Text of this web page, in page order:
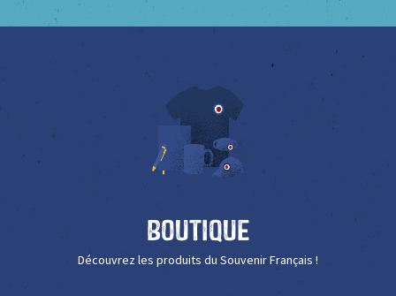
Boutique
Découvrez les produits du Souvenir Français !